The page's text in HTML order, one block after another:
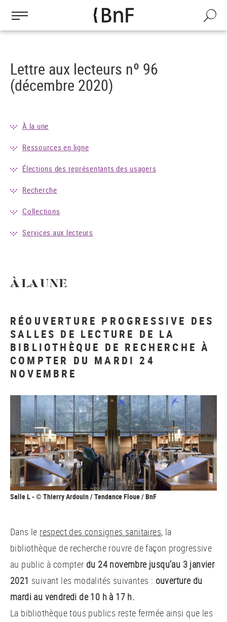
contenu
Recherche
Lettre aux lecteurs nº 96
(décembre 2020)
À la une
Ressources en ligne
Élections des représentants des usagers
Recherche
Collections
Services aux lecteurs
À LA UNE
RÉOUVERTURE PROGRESSIVE DES
SALLES DE LECTURE DE LA
BIBLIOTHÈQUE DE RECHERCHE À
COMPTER DU MARDI 24
NOVEMBRE
Salle L - © Thierry Ardouin / Tendance Floue / BnF
Dans le respect des consignes sanitaires, la
bibliothèque de recherche rouvre de façon progressive
au public à compter du 24 novembre jusqu’au 3 janvier
2021 suivant les modalités suivantes : ouverture du
mardi au vendredi de 10 h à 17 h.
La bibliothèque tous publics reste fermée ainsi que les